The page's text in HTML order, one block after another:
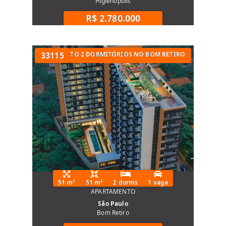
R$ 2.780.000
33115
APARTAMENTO 2 DORMITÓRIOS NO BOM RETIRO
51 m² 51 m² 2 dorms
1 vaga
APARTAMENTO
São Paulo
Bom Retiro